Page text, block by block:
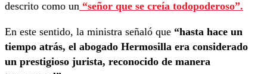
descrito como un “señor que se creía todopoderoso”.
En este sentido, la ministra señaló que “hasta hace un
tiempo atrás, el abogado Hermosilla era considerado
un prestigioso jurista, reconocido de manera